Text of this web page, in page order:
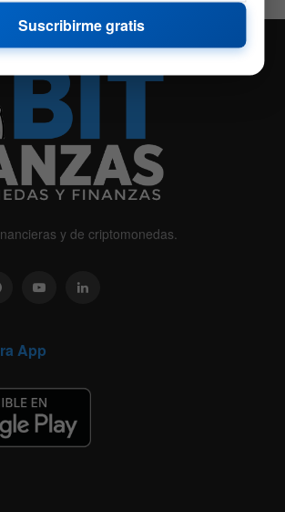
y de criptomonedas.
App
Suscribirme gratis